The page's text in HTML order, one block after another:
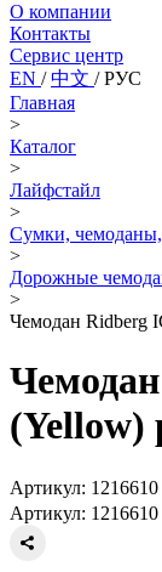
О компании
Контакты
Сервис центр
EN /中文 /РУС
Главная
>
Каталог
>
Лайфстайл
>
Сумки,
>
Дорожные
>
Чемодан Ridberg
(Yellow)
Артикул: 1216610
Артикул: 1216610